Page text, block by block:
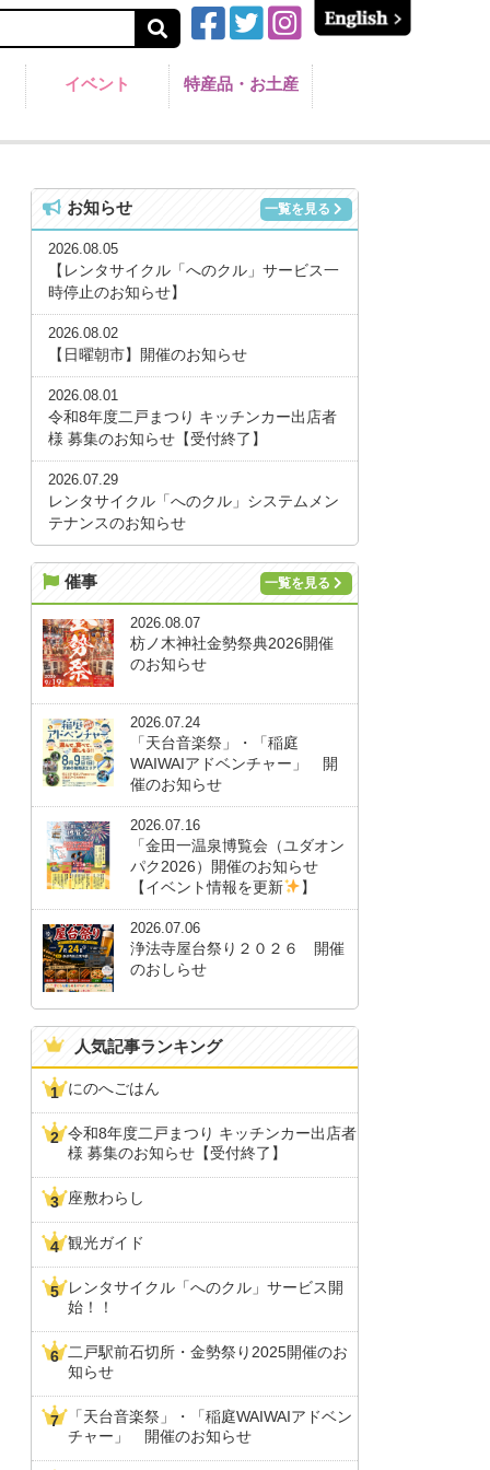
イベント 特産品・お土産
お知らせ 一覧を見る
2026.08.05
【レンタサイクル「へのクル」サービス一
時停止のお知らせ】
2026.08.02
【日曜朝市】開催のお知らせ
2026.08.01
令和8年度二戸まつり キッチンカー出店者
様 募集のお知らせ【受付終了】
2026.07.29
レンタサイクル「へのクル」システムメン
テナンスのお知らせ
催事 一覧を見る
2026.08.07
枋ノ木神社金勢祭典2026開催
のお知らせ
2026.07.24
「天台音楽祭」・「稲庭
WAIWAIアドベンチャー」 開
催のお知らせ
2026.07.16
「金田一温泉博覧会（ユダオン
パク2026）開催のお知らせ
【イベント情報を更新
】
2026.07.06
浄法寺屋台祭り２０２６ 開催
のおしらせ
人気記事ランキング
にのへごはん
令和8年度二戸まつり キッチンカー出店者
様 募集のお知らせ【受付終了】
座敷わらし
観光ガイド
レンタサイクル「へのクル」サービス開
始！！
二戸駅前石切所・金勢祭り2025開催のお
知らせ
「天台音楽祭」・「稲庭WAIWAIアドベン
チャー」 開催のお知らせ